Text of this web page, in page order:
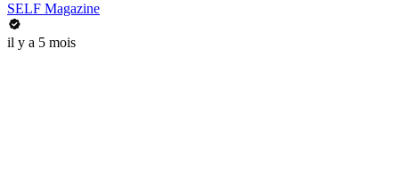
SELF Magazine
il y a 5 mois